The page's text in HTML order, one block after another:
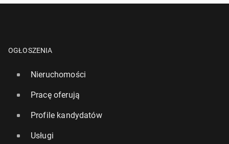
OGŁOSZENIA
Nieruchomości
Pracę oferują
Profile kandydatów
Usługi